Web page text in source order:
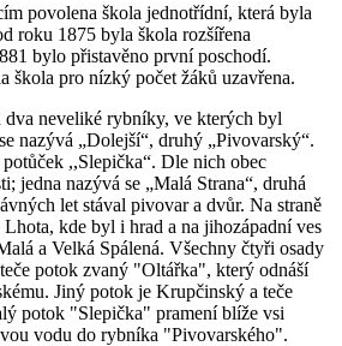
povolena škola jednotřídní, která byla
roku 1875 byla škola rozšířena
bylo přistavěno první poschodí.
škola pro nízký počet žáků uzavřena.
neveliké rybníky, ve kterých byl
nazývá „Dolejší“, druhý „Pivovarský“.
,,Slepička“. Dle nich obec
jedna nazývá se „Malá Strana“, druhá
let stával pivovar a dvůr. Na straně
kde byl i hrad a na jihozápadní ves
a Velká Spálená. Všechny čtyři osady
potok zvaný "Oltářka", který odnáší
Jiný potok je Krupčinský a teče
potok "Slepička" pramení blíže vsi
vodu do rybníka "Pivovarského".